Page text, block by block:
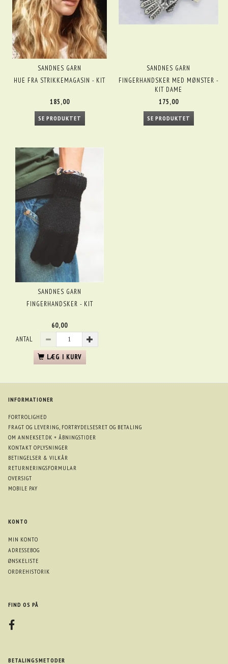
SANDNES GARN
HUE FRA STRIKKEMAGASIN - KIT
185,00
SE PRODUKTET
SANDNES GARN
FINGERHANDSKER MED MØNSTER -
KIT DAME
175,00
SE PRODUKTET
SANDNES GARN
FINGERHANDSKER - KIT
60,00
ANTAL
LÆG I KURV
INFORMATIONER
FORTROLIGHED
FRAGT OG LEVERING, FORTRYDELSESRET OG BETALING
OM ANNEKSET.DK + ÅBNINGSTIDER
KONTAKT OPLYSNINGER
BETINGELSER & VILKÅR
RETURNERINGSFORMULAR
OVERSIGT
MOBILE PAY
KONTO
MIN KONTO
ADRESSEBOG
ØNSKELISTE
ORDREHISTORIK
FIND OS PÅ
BETALINGSMETODER